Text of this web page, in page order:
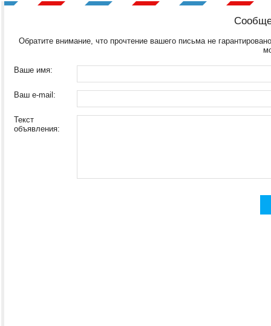
Обратите внимание, что прочтение вашего письма не
Ваше имя:
Ваш e-mail:
Текст
объявления: